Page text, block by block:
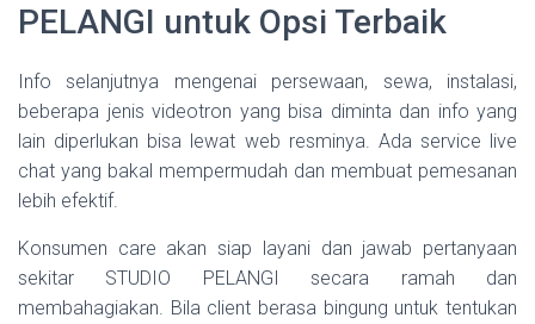
PELANGI untuk Opsi Terbaik
Info selanjutnya mengenai persewaan, sewa, instalasi,
beberapa jenis videotron yang bisa diminta dan info yang
lain diperlukan bisa lewat web resminya. Ada service live
chat yang bakal mempermudah dan membuat pemesanan
lebih efektif.
Konsumen care akan siap layani dan jawab pertanyaan
sekitar STUDIO PELANGI secara ramah dan
membahagiakan. Bila client berasa bingung untuk tentukan